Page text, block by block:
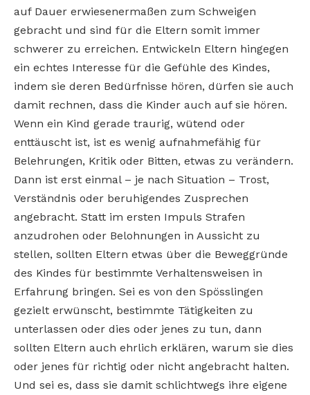
auf Dauer erwiesenermaßen zum Schweigen
gebracht und sind für die Eltern somit immer
schwerer zu erreichen. Entwickeln Eltern hingegen
ein echtes Interesse für die Gefühle des Kindes,
indem sie deren Bedürfnisse hören, dürfen sie auch
damit rechnen, dass die Kinder auch auf sie hören.
Wenn ein Kind gerade traurig, wütend oder
enttäuscht ist, ist es wenig aufnahmefähig für
Belehrungen, Kritik oder Bitten, etwas zu verändern.
Dann ist erst einmal – je nach Situation – Trost,
Verständnis oder beruhigendes Zusprechen
angebracht. Statt im ersten Impuls Strafen
anzudrohen oder Belohnungen in Aussicht zu
stellen, sollten Eltern etwas über die Beweggründe
des Kindes für bestimmte Verhaltensweisen in
Erfahrung bringen. Sei es von den Spösslingen
gezielt erwünscht, bestimmte Tätigkeiten zu
unterlassen oder dies oder jenes zu tun, dann
sollten Eltern auch ehrlich erklären, warum sie dies
oder jenes für richtig oder nicht angebracht halten.
Und sei es, dass sie damit schlichtwegs ihre eigene